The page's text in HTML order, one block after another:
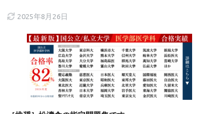
2025年8月26日